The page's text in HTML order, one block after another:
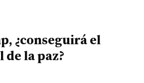
¿conseguirá el
la paz?